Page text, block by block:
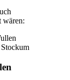
wären: